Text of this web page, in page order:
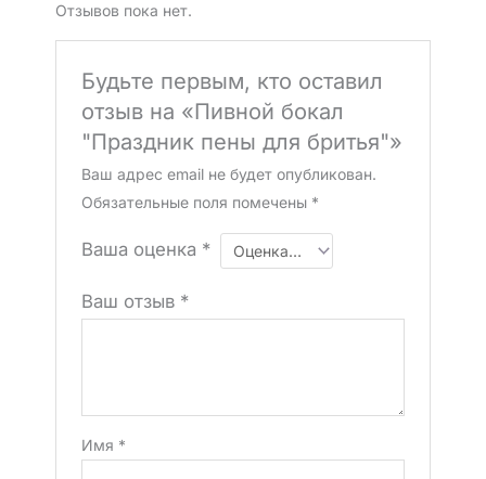
Отзывов пока нет.
Будьте первым, кто оставил
отзыв на «Пивной бокал
"Праздник пены для бритья"»
Ваш адрес email не будет опубликован.
Обязательные поля помечены *
Ваша оценка *
Ваш отзыв *
Имя *